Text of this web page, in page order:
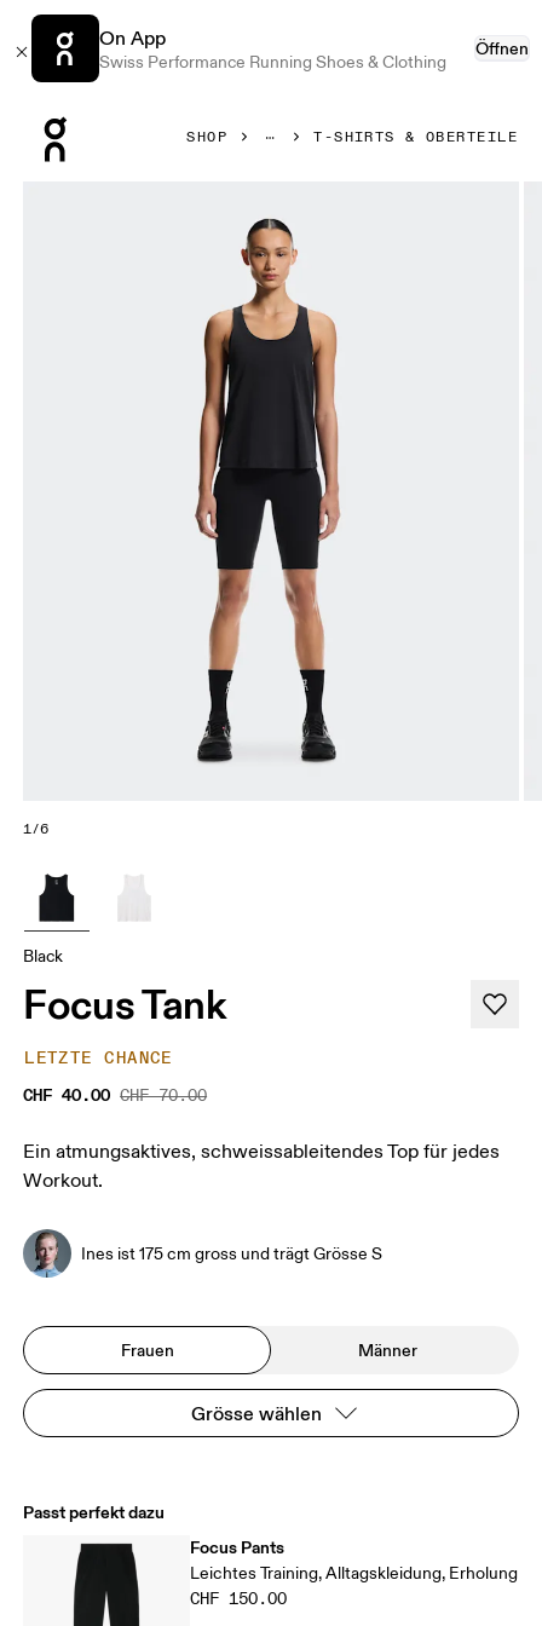
On App
Swiss Performance Running Shoes & Clothing
Öffnen
SHOP T-SHIRTS & OBERTEILE
1/6
Black
Focus Tank
LETZTE CHANCE
CHF 40.00 CHF 70.00
Ein atmungsaktives, schweissableitendes Top für jedes
Workout.
Ines ist 175 cm gross und trägt Grösse S
Frauen Männer
Grösse wählen
Passt perfekt dazu
Focus Pants
Leichtes Training, Alltagskleidung, Erholung
CHF 150.00